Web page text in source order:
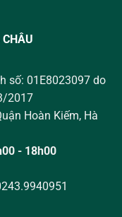
số: 01E8023097 do
2017
Hoàn Kiếm, Hà
- 18h00